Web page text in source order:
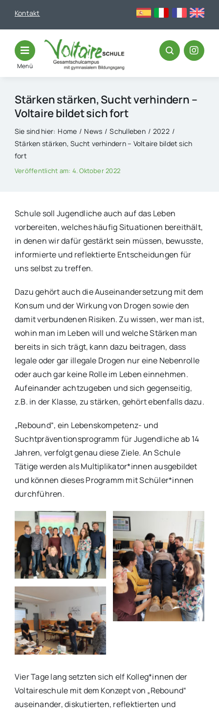
Kontakt
Menü
Stärken stärken, Sucht verhindern –
Voltaire bildet sich fort
Sie sind hier: Home News Schulleben
2022
Stärken stärken, Sucht verhindern – Voltaire bildet sich
fort
Veröffentlicht am: 4. Oktober 2022
Schule soll Jugendliche auch auf das Leben
vorbereiten, welches häufig Situationen bereithält,
in denen wir dafür gestärkt sein müssen, bewusste,
informierte und reflektierte Entscheidungen für
uns selbst zu treffen.
Dazu gehört auch die Auseinandersetzung mit dem
Konsum und der Wirkung von Drogen sowie den
damit verbundenen Risiken. Zu wissen, wer man ist,
wohin man im Leben will und welche Stärken man
bereits in sich trägt, kann dazu beitragen, dass
legale oder gar illegale Drogen nur eine Nebenrolle
oder auch gar keine Rolle im Leben einnehmen.
Aufeinander achtzugeben und sich gegenseitig,
z.B. in der Klasse, zu stärken, gehört ebenfalls dazu.
„Rebound“, ein Lebenskompetenz- und
Suchtpräventionsprogramm für Jugendliche ab 14
Jahren, verfolgt genau diese Ziele. An Schule
Tätige werden als Multiplikator*innen ausgebildet
und können dieses Programm mit Schüler*innen
durchführen.
Vier Tage lang setzten sich elf Kolleg*innen der
Voltaireschule mit dem Konzept von „Rebound“
auseinander, diskutierten, reflektierten und